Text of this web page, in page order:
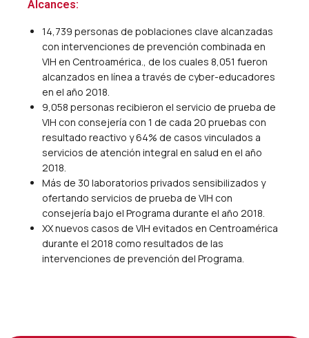
Alcances:
14,739 personas de poblaciones clave alcanzadas
con intervenciones de prevención combinada en
VIH en Centroamérica., de los cuales 8,051 fueron
alcanzados en línea a través de cyber-educadores
en el año 2018.
9,058 personas recibieron el servicio de prueba de
VIH con consejería con 1 de cada 20 pruebas con
resultado reactivo y 64% de casos vinculados a
servicios de atención integral en salud en el año
2018.
Más de 30 laboratorios privados sensibilizados y
ofertando servicios de prueba de VIH con
consejería bajo el Programa durante el año 2018.
XX nuevos casos de VIH evitados en Centroamérica
durante el 2018 como resultados de las
intervenciones de prevención del Programa.